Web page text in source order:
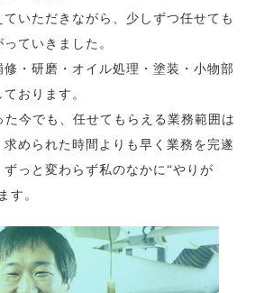
いただきながら、少しずつ任せても
ていきました。
・研磨・オイル処理・塗装・小物部
おります。
た今でも、任せてもらえる業務範囲は
められた時間よりも早く業務を完遂
っと変わらず私のなかに“やりが
す。